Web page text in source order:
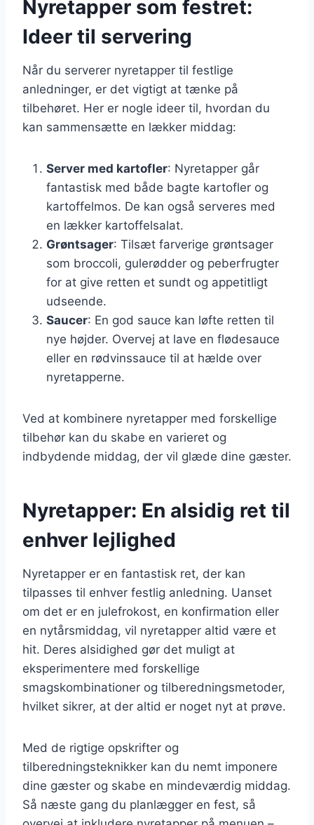
Nyretapper som festret:
Ideer til servering
Når du serverer nyretapper til festlige
anledninger, er det vigtigt at tænke på
tilbehøret. Her er nogle ideer til, hvordan du
kan sammensætte en lækker middag:
Server med kartofler: Nyretapper går
fantastisk med både bagte kartofler og
kartoffelmos. De kan også serveres med
en lækker kartoffelsalat.
Grøntsager: Tilsæt farverige grøntsager
som broccoli, gulerødder og peberfrugter
for at give retten et sundt og appetitligt
udseende.
Saucer: En god sauce kan løfte retten til
nye højder. Overvej at lave en flødesauce
eller en rødvinssauce til at hælde over
nyretapperne.
Ved at kombinere nyretapper med forskellige
tilbehør kan du skabe en varieret og
indbydende middag, der vil glæde dine gæster.
Nyretapper: En alsidig ret til
enhver lejlighed
Nyretapper er en fantastisk ret, der kan
tilpasses til enhver festlig anledning. Uanset
om det er en julefrokost, en konfirmation eller
en nytårsmiddag, vil nyretapper altid være et
hit. Deres alsidighed gør det muligt at
eksperimentere med forskellige
smagskombinationer og tilberedningsmetoder,
hvilket sikrer, at der altid er noget nyt at prøve.
Med de rigtige opskrifter og
tilberedningsteknikker kan du nemt imponere
dine gæster og skabe en mindeværdig middag.
Så næste gang du planlægger en fest, så